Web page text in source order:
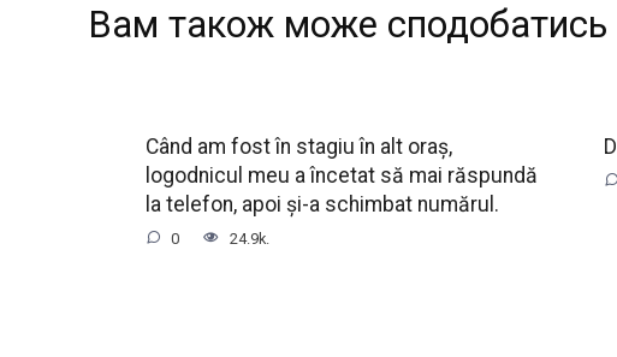
Вам також може сподобатись
Când am fost în stagiu în alt oraș,
logodnicul meu a încetat să mai răspundă
la telefon, apoi și-a schimbat numărul.
0 24.9k.